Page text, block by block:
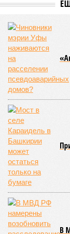
Помимо основной
начислении
средствами и
концессионного
БКК была
правительства
крупного
строительства
рублей,
работ
впоследствии
Согласно
получила право
входящие в
водителей в
магистрали
открыто в марте
Отдельным